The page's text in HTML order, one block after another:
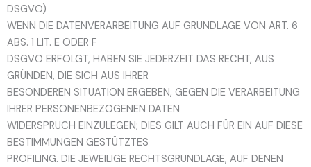
DSGVO)
WENN DIE DATENVERARBEITUNG AUF GRUNDLAGE VON ART. 6
ABS. 1 LIT. E ODER F
DSGVO ERFOLGT, HABEN SIE JEDERZEIT DAS RECHT, AUS
GRÜNDEN, DIE SICH AUS IHRER
BESONDEREN SITUATION ERGEBEN, GEGEN DIE VERARBEITUNG
IHRER PERSONENBEZOGENEN DATEN
WIDERSPRUCH EINZULEGEN; DIES GILT AUCH FÜR EIN AUF DIESE
BESTIMMUNGEN GESTÜTZTES
PROFILING. DIE JEWEILIGE RECHTSGRUNDLAGE, AUF DENEN